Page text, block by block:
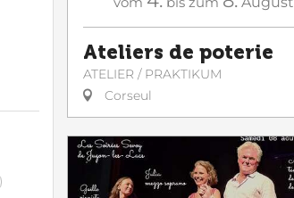
Ateliers de poterie
ATELIER / PRAKTIKUM
Corseul